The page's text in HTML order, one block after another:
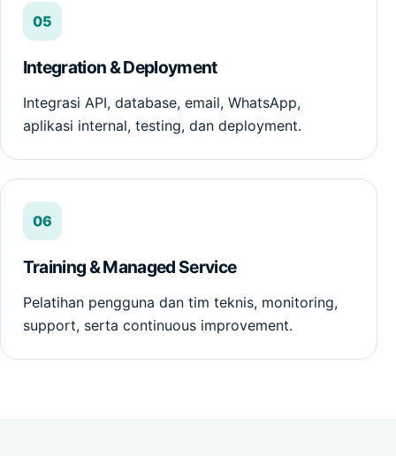
05
Integration & Deployment
Integrasi API, database, email, WhatsApp,
aplikasi internal, testing, dan deployment.
06
Training & Managed Service
Pelatihan pengguna dan tim teknis, monitoring,
support, serta continuous improvement.